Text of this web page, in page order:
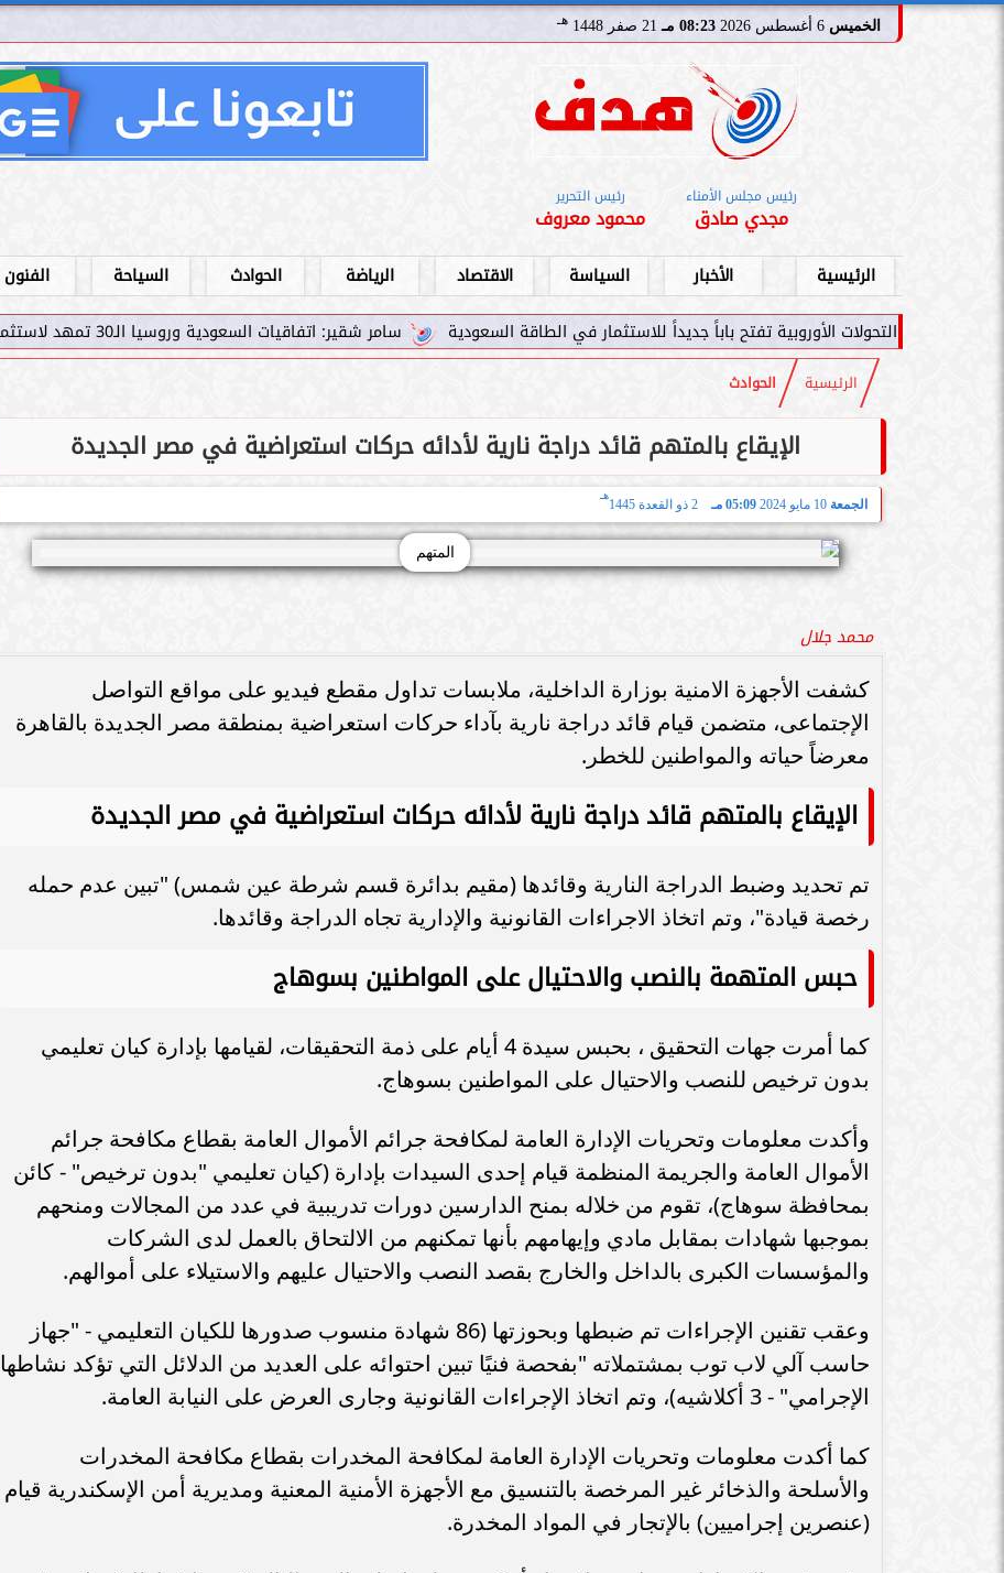
الخميس 08:23 مـ 21 صفر 1448 هـ
رئيس مجلس الأمناء
مجدي صادق
رئيس التحرير
محمود معروف
الرئيسية الأخبار السياسة الاقتصاد الرياضة الحوادث السياحة الفنون
سامر شقير: اتفاقيات السعودية وروسيا الـ30 تمهد لاستثمارات استراتيجية واعدة في رؤية... الأوروبية تفتح باباً جديداً للاستثمار في الطاقة السعودية
الرئيسية الحوادث
الإيقاع بالمتهم قائد دراجة نارية لأدائه حركات استعراضية في مصر الجديدة
الجمعة 10 مايو 2024 05:09 مـ 2 ذو القعدة 1445
هـ
المتهم
محمد جلال
كشفت الأجهزة الامنية بوزارة الداخلية، ملابسات تداول مقطع فيديو على مواقع التواصل
الإجتماعى، متضمن قيام قائد دراجة نارية بآداء حركات استعراضية بمنطقة مصر الجديدة بالقاهرة
معرضاً حياته والمواطنين للخطر.
الإيقاع بالمتهم قائد دراجة نارية لأدائه حركات استعراضية في مصر الجديدة
تم تحديد وضبط الدراجة النارية وقائدها (مقيم بدائرة قسم شرطة عين شمس) "تبين عدم حمله
رخصة قيادة"، وتم اتخاذ الاجراءات القانونية والإدارية تجاه الدراجة وقائدها.
حبس المتهمة بالنصب والاحتيال على المواطنين بسوهاج
كما أمرت جهات التحقيق ، بحبس سيدة 4 أيام على ذمة التحقيقات، لقيامها بإدارة كيان تعليمي
بدون ترخيص للنصب والاحتيال على المواطنين بسوهاج.
وأكدت معلومات وتحريات الإدارة العامة لمكافحة جرائم الأموال العامة بقطاع مكافحة جرائم
الأموال العامة والجريمة المنظمة قيام إحدى السيدات بإدارة (كيان تعليمي "بدون ترخيص" - كائن
بمحافظة سوهاج)، تقوم من خلاله بمنح الدارسين دورات تدريبية في عدد من المجالات ومنحهم
بموجبها شهادات بمقابل مادي وإيهامهم بأنها تمكنهم من الالتحاق بالعمل لدى الشركات
والمؤسسات الكبرى بالداخل والخارج بقصد النصب والاحتيال عليهم والاستيلاء على أموالهم.
وعقب تقنين الإجراءات تم ضبطها وبحوزتها (86 شهادة منسوب صدورها للكيان التعليمي - "جهاز
حاسب آلي لاب توب بمشتملاته "بفحصة فنيًا تبين احتوائه على العديد من الدلائل التي تؤكد نشاطها
الإجرامي" - 3 أكلاشيه)، وتم اتخاذ الإجراءات القانونية وجارى العرض على النيابة العامة.
كما أكدت معلومات وتحريات الإدارة العامة لمكافحة المخدرات بقطاع مكافحة المخدرات
والأسلحة والذخائر غير المرخصة بالتنسيق مع الأجهزة الأمنية المعنية ومديرية أمن الإسكندرية قيام
(عنصرين إجراميين) بالإتجار في المواد المخدرة.
سامر شقير: اتفاقيات السعودية وروسيا
الـ30 تمهد لاستثمارات استراتيجية واعدة
في رؤية...
سامر شقير: التحولات الأوروبية تفتح باباً
جديداً للاستثمار في الطاقة السعودية
سامر شقير: ارتفاع استثمارات البنوك
السعودية يعكس متانة السيولة ويعزز